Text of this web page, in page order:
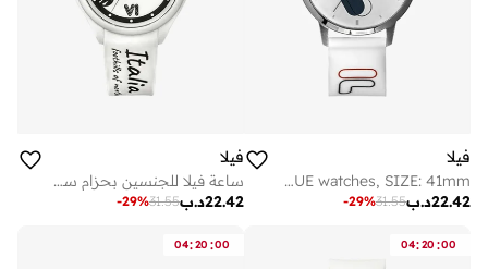
فيلا
FILA ADULT 38-317-002 ANALOGUE watches, SIZE: 41mm
د.ب22.42
31.55
-29%
فيلا
ساعة فيلا للجنسين بحزام سيليكون أبيض وهيكل بلاستيكي
د.ب22.42
31.55
-29%
04:20 :00
04:20 :00